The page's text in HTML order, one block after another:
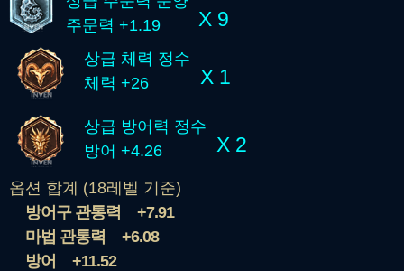
주문력 +1.19
X 9
상급 체력 정수
체력 +26
X 1
상급 방어력 정수
방어 +4.26
X 2
옵션 합계 (18레벨 기준)
방어구 관통력
+7.91
마법 관통력
+6.08
방어
+11.52